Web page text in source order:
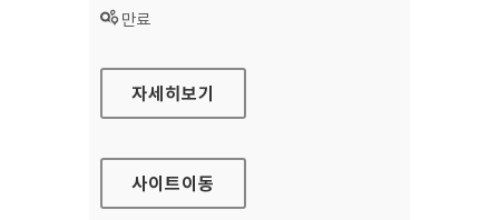
상태 :
만료
성북장애인복지관 홈페이지
자세히보기
사이트이동